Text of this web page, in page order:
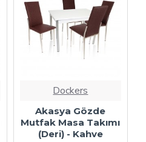
Dockers
Akasya Gözde
Mutfak Masa Takımı
(Deri) - Kahve